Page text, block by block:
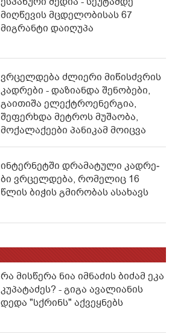
მიღწევის მცდელობისას 67
მიგრანტი დაიღუპა
ვრცელდება ძლიერი მიწისძვრის
კადრები - დაზიანდა შენობები,
გაითიშა ელექტროენერგია,
შეფერხდა მეტროს მუშაობა,
მოქალაქეები პანიკამ მოიცვა
ინ­ტერ­ნეტ­ში დრა­მა­ტუ­ლი კად­რე­
ბი ვრცელდება, რომელიც 16
წლის ბიჭის გმირობას ასახავს
რა მისწერა ნია იმნაძის ბიძამ ეკა
კუპატაძეს? - გიგა ავალიანის
დედა "სქრინს" აქვეყნებს